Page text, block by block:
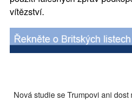
vítězství.
Nová studie se Trumpovi ani